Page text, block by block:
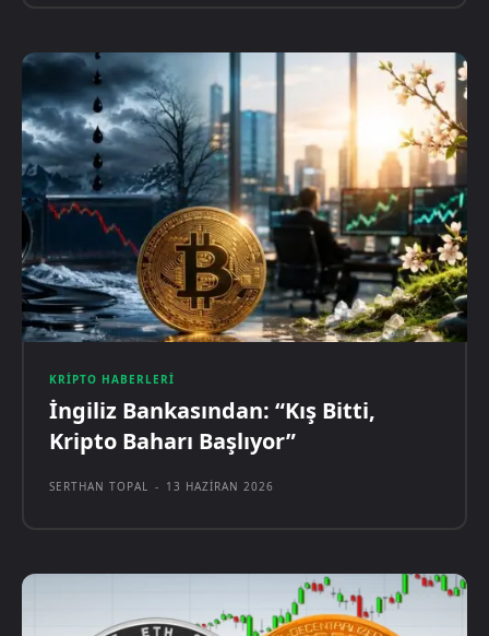
KRIPTO HABERLERI
İngiliz Bankasından: “Kış Bitti,
Kripto Baharı Başlıyor”
SERTHAN TOPAL - 13 HAZIRAN 2026